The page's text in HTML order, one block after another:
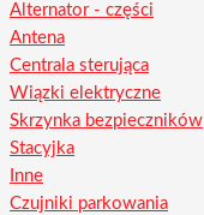
Alternator - części
Antena
Centrala sterująca
Wiązki elektryczne
Skrzynka bezpieczników
Stacyjka
Inne
Czujniki parkowania